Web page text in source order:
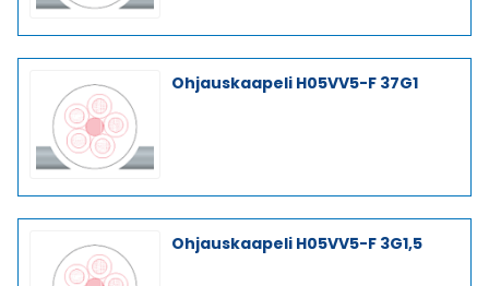
Ohjauskaapeli H05VV5-F 37G1
Ohjauskaapeli H05VV5-F 3G1,5